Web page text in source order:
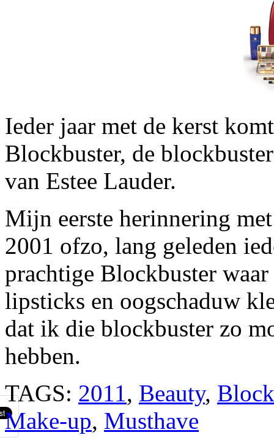
Ieder jaar met de kerst
Blockbuster, de
van Estee Lauder.
Mijn eerste herinnering
2001 ofzo, lang geleden
prachtige Blockbuster
lipsticks en oogschaduw
dat ik die blockbuster zo
hebben.
TAGS: 2011 , Beauty,
Make-up, Musthave